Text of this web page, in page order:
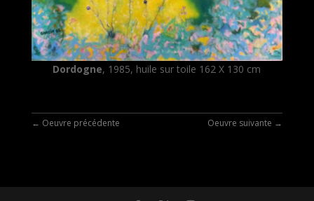
Dordogne, 1985, huile sur toile 162 X 130 cm
← Oeuvre précédente Oeuvre suivante →